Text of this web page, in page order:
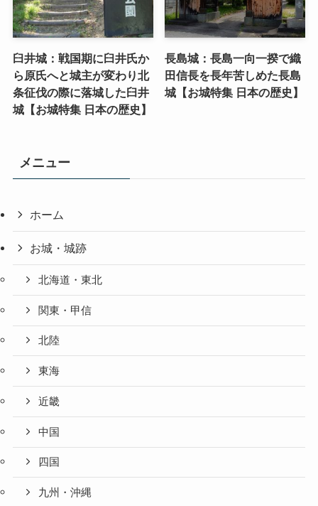
臼井城：戦国期に臼井氏か
ら原氏へと城主が変わり北
条征伐の際に落城した臼井
城【お城特集 日本の歴史】
長島城：長島一向一揆で織
田信長を長年苦しめた長島
城【お城特集 日本の歴史】
メニュー
ホーム
お城・城跡
北海道・東北
関東・甲信
北陸
東海
近畿
中国
四国
九州・沖縄